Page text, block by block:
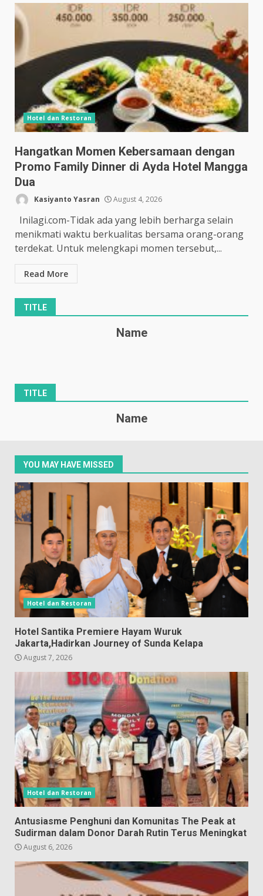
Hotel dan Restoran
Hangatkan Momen Kebersamaan dengan
Promo Family Dinner di Ayda Hotel Mangga
Dua
Kasiyanto Yasran August 4, 2026
Inilagi.com-Tidak ada yang lebih berharga selain
menikmati waktu berkualitas bersama orang-orang
terdekat. Untuk melengkapi momen tersebut,...
Read More
TITLE
Name
TITLE
Name
YOU MAY HAVE MISSED
Hotel dan Restoran
Hotel Santika Premiere Hayam Wuruk
Jakarta,Hadirkan Journey of Sunda Kelapa
August 7, 2026
Hotel dan Restoran
Antusiasme Penghuni dan Komunitas The Peak at
Sudirman dalam Donor Darah Rutin Terus Meningkat
August 6, 2026